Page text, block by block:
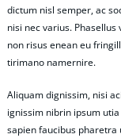
dictum nisl semper, ac
nisi nec varius.
non risus enean eu
tirimano namernire.
Aliquam dignissim, nisi
ignissim nibrin ipsum
sapien faucibus pharetra